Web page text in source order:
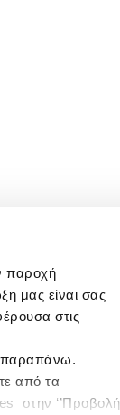
παροχή
μας είναι σας
στις
παραπάνω.
από τα
στην ‘’Προβολή